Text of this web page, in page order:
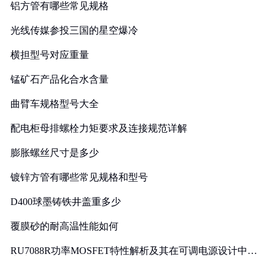
铝方管有哪些常见规格
光线传媒参投三国的星空爆冷
横担型号对应重量
锰矿石产品化合水含量
曲臂车规格型号大全
配电柜母排螺栓力矩要求及连接规范详解
膨胀螺丝尺寸是多少
镀锌方管有哪些常见规格和型号
D400球墨铸铁井盖重多少
覆膜砂的耐高温性能如何
RU7088R功率MOSFET特性解析及其在可调电源设计中的